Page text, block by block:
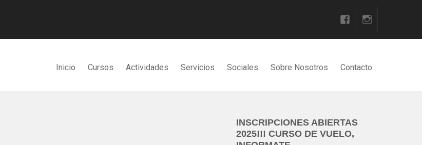
Inicio Cursos Actividades Servicios Sociales Sobre Nosotros Contacto
INSCRIPCIONES ABIERTAS
2025!!! CURSO DE VUELO,